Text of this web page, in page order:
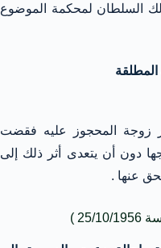
السلطان لمحكمة الموضوع
المطلقة
زوجة المحجوز عليه فقضت
دون أن يتعدى أثر ذلك إلى
عنها .